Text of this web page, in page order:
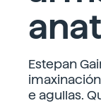
Estepan
e agullas.